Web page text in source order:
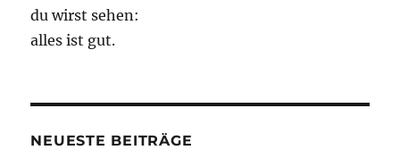
du wirst sehen:
alles ist gut.
NEUESTE BEITRÄGE